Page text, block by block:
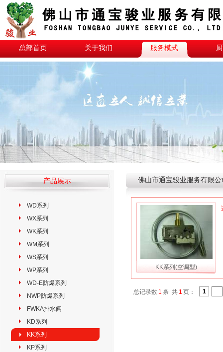
总部首页 关于我们 服务模式
产品展示
WD系列
WX系列
WK系列
WM系列
WS系列
WP系列
WD-E防爆系列
NWP防爆系列
FWKA排水阀
KD系列
KK系列
KP系列
佛山市通宝骏业服务有限
KK系列(空调型)
总记录数 1 条 共 1 页： 1